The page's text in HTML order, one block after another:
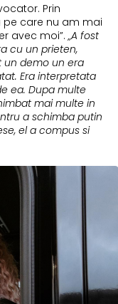
Prin
pe care nu am mai
avec moi”. „A fost
cu un prieten,
un demo un era
Era interpretata
ea. Dupa multe
mai multe in
a schimba putin
el a compus si